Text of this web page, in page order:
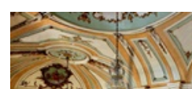
através da Orquestra de
Artística.